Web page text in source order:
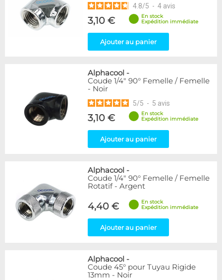
4.8/5 - 4 avis
3,10 €
En stock
Expédition immédiate
Ajouter au panier
Alphacool -
Coude 1/4" 90° Femelle / Femelle
- Noir
5/5 - 5 avis
3,10 €
En stock
Expédition immédiate
Ajouter au panier
Alphacool -
Coude 1/4" 90° Femelle / Femelle
Rotatif - Argent
4,40 €
En stock
Expédition immédiate
Ajouter au panier
Alphacool -
Coude 45° pour Tuyau Rigide
13mm - Noir